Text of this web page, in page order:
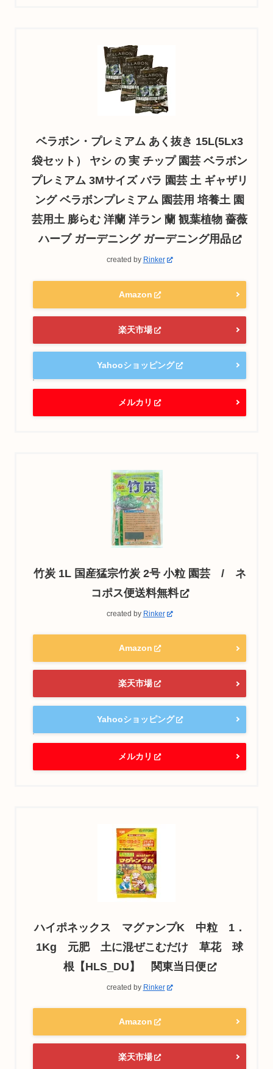
ベラボン・プレミアム あく抜き 15L(5Lx3
袋セット） ヤシ の 実 チップ 園芸 ベラボン
プレミアム 3Mサイズ バラ 園芸 土 ギャザリ
ング ベラボンプレミアム 園芸用 培養土 園
芸用土 膨らむ 洋蘭 洋ラン 蘭 観葉植物 薔薇
ハーブ ガーデニング ガーデニング用品
created by Rinker
Amazon
楽天市場
Yahooショッピング
メルカリ
竹炭 1L 国産猛宗竹炭 2号 小粒 園芸 / ネ
コポス便送料無料
created by Rinker
Amazon
楽天市場
Yahooショッピング
メルカリ
ハイポネックス マグァンプK 中粒 1．
1Kg 元肥 土に混ぜこむだけ 草花 球
根【HLS_DU】 関東当日便
created by Rinker
Amazon
楽天市場